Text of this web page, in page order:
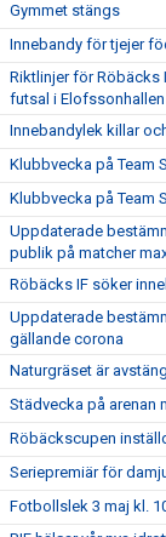
Gymmet stängs
Innebandy för tjejer
Riktlinjer för Röbäcks
futsal i Elofssonhallen
Innebandylek killar
Klubbvecka på Team
Klubbvecka på Team
Uppdaterade
publik på matcher
Röbäcks IF söker
Uppdaterade
gällande corona
Naturgräset är
Städvecka på arenan
Röbäckscupen
Seriepremiär för
Fotbollslek 3 maj kl.